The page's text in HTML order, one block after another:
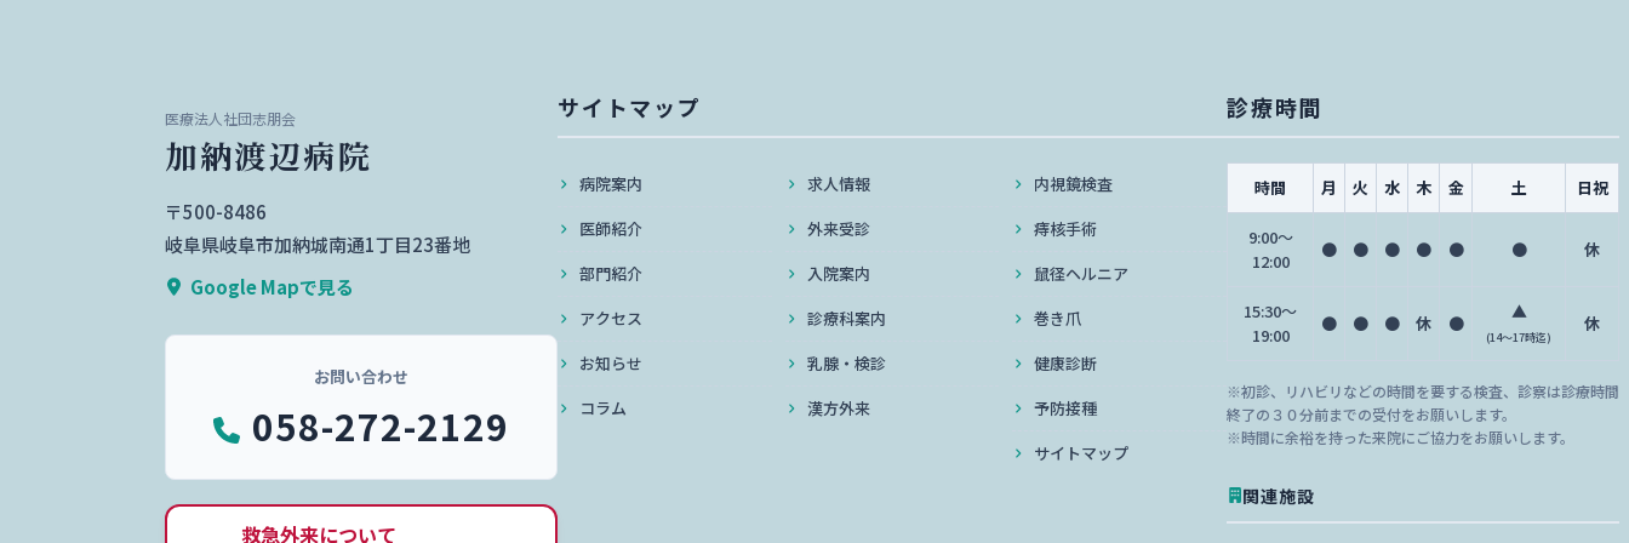
医療法人社団志朋会
加納渡辺病院
〒500-8486
岐阜県岐阜市加納城南通1丁目23番地
Google Mapで見る
お問い合わせ
058-272-2129
救急外来について
サイトマップ
病院案内
医師紹介
部門紹介
アクセス
お知らせ
コラム
求人情報
外来受診
入院案内
診療科案内
乳腺・検診
漢方外来
内視鏡検査
痔核手術
鼠径ヘルニア
巻き爪
健康診断
予防接種
サイトマップ
診療時間
時間 月 火 水 木 金 土 日祝
9:00〜
12:00
● ● ● ● ● ● 休
15:30〜
19:00
● ● ● 休 ●
▲
(14～17時迄)
休
※初診、リハビリなどの時間を要する検査、診察は診療時間
終了の３０分前までの受付をお願いします。
※時間に余裕を持った来院にご協力をお願いします。
関連施設